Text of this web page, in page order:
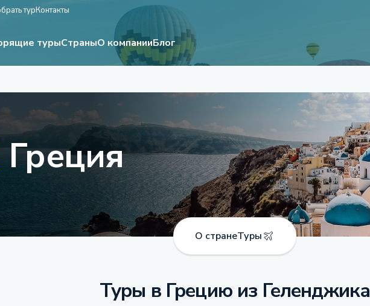
турКонтакты
турыСтраныО компанииБлог
Греция
О странеТуры
Туры в Грецию из Геленджика